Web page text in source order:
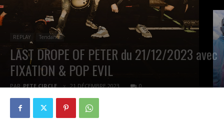
REPLAY Tendance
LAST DROPE OF PETER du 21/12/2023 avec
FIXATION & POP EVIL
PAR PETE CIRCLE 21 DÉCEMBRE 2023 0